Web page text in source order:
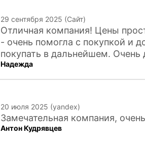
29 сентября 2025 (Сайт)
Отличная компания! Цены
- очень помогла с покупкой и
покупать в дальнейшем. Очень
Надежда
20 июля 2025 (yandex)
Замечательная компания,
Антон Кудрявцев